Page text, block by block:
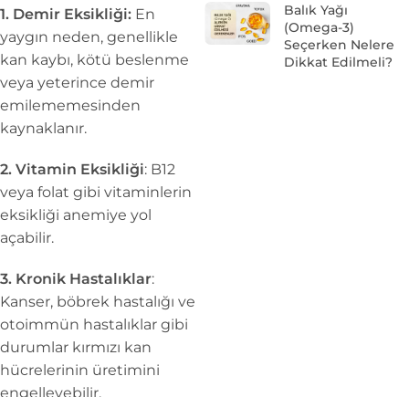
1. Demir Eksikliği: En
yaygın neden, genellikle
kan kaybı, kötü beslenme
veya yeterince demir
emilememesinden
kaynaklanır.
2. Vitamin Eksikliği: B12
veya folat gibi vitaminlerin
eksikliği anemiye yol
açabilir.
3. Kronik Hastalıklar:
Kanser, böbrek hastalığı ve
otoimmün hastalıklar gibi
durumlar kırmızı kan
hücrelerinin üretimini
engelleyebilir.
Balık Yağı
(Omega-3)
Seçerken Nelere
Dikkat Edilmeli?